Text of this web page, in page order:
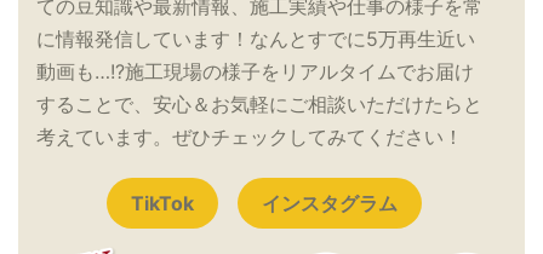
ての豆知識や最新情報、施工実績や仕事の様子を常
に情報発信しています！なんとすでに5万再生近い
動画も…!?施工現場の様子をリアルタイムでお届け
することで、安心＆お気軽にご相談いただけたらと
考えています。ぜひチェックしてみてください！
TikTok インスタグラム